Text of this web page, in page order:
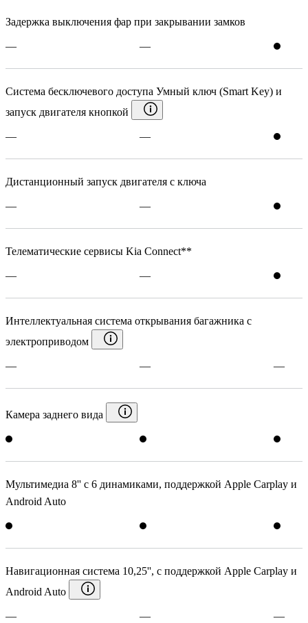
Задержка выключения фар при закрывании замков
— —
Система бесключевого доступа Умный ключ (Smart Key) и
запуск двигателя кнопкой
— —
Дистанционный запуск двигателя с ключа
— —
Телематические сервисы Kia Connect**
— —
Интеллектуальная система открывания багажника c
электроприводом
— — —
Камера заднего вида
Мультимедиа 8'' с 6 динамиками, поддержкой Apple Carplay и
Android Auto
Навигационная система 10,25'', c поддержкой Apple Carplay и
Android Auto
— — —